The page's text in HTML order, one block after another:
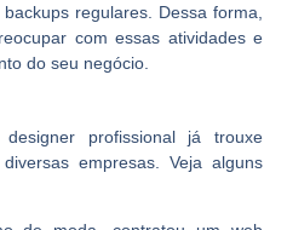
regulares. Dessa forma,
com essas atividades e
do seu negócio.
profissional já trouxe
empresas. Veja alguns